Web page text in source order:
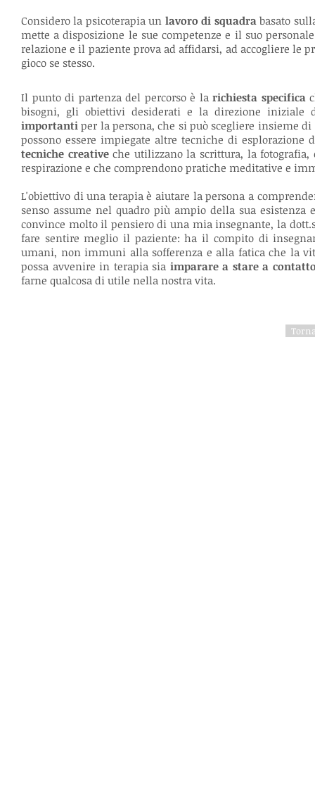
Considero la psicoterapia un lavoro di squadrabasato
mette a disposizione le sue competenze e il suo
relazione e il paziente prova ad affidarsi, ad accogliere le
gioco se stesso.
Il punto di partenza del percorso è larichiesta specifica
bisogni, gli obiettivi desiderati e la direzione iniziale
importanti per la persona, che si può scegliere insieme
possono essere impiegate altre tecniche di
tecniche creativeche utilizzano la scrittura, la
respirazione e che comprendono pratiche meditative e
L'obiettivo di una terapia è aiutare la persona a
senso assume nel quadro più ampio della sua
convince molto il pensiero di una mia insegnante, la
fare sentire meglio il paziente: ha il compito di
umani, non immuni alla sofferenza e alla fatica che la
possa avvenire in terapia sia imparare a stare a
farne qualcosa di utile nella nostra vita.